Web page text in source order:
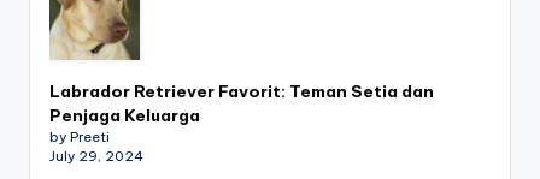
Labrador Retriever Favorit: Teman Setia dan
Penjaga Keluarga
by Preeti
July 29, 2024